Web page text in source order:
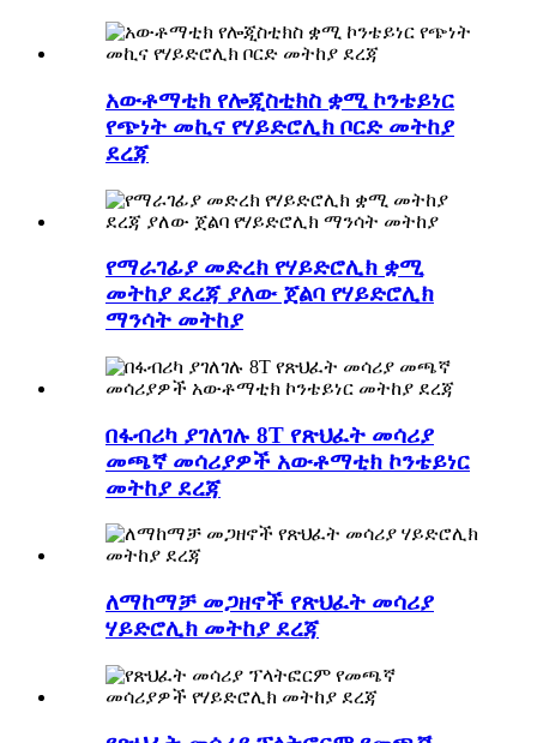
አውቶማቲክ የሎጂስቲክስ ቋሚ ኮንቴይነር
የጭነት መኪና የሃይድሮሊክ ቦርድ መትከያ
ደረጃ
የማራገፊያ መድረክ የሃይድሮሊክ ቋሚ
መትከያ ደረጃ ያለው ጀልባ የሃይድሮሊክ
ማንሳት መትከያ
በፋብሪካ ያገለገሉ 8T የጽህፈት መሳሪያ
መጫኛ መሳሪያዎች አውቶማቲክ ኮንቴይነር
መትከያ ደረጃ
ለማከማቻ መጋዘኖች የጽህፈት መሳሪያ
ሃይድሮሊክ መትከያ ደረጃ